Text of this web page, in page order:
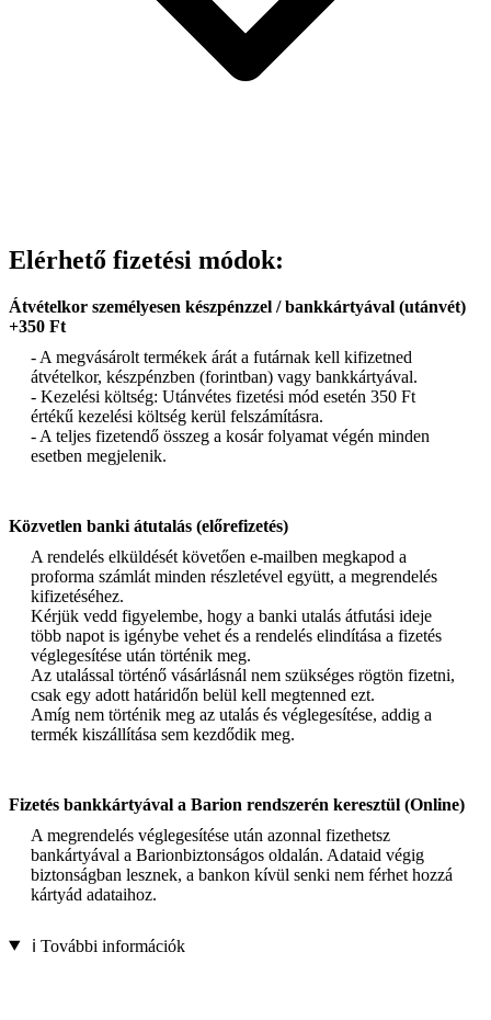
Elérhető fizetési módok:
Átvételkor személyesen készpénzzel / bankkártyával (utánvét)
+350 Ft
- A megvásárolt termékek árát a futárnak kell kifizetned
átvételkor, készpénzben (forintban) vagy bankkártyával.
- Kezelési költség: Utánvétes fizetési mód esetén 350 Ft
értékű kezelési költség kerül felszámításra.
- A teljes fizetendő összeg a kosár folyamat végén minden
esetben megjelenik.
Közvetlen banki átutalás (előrefizetés)
A rendelés elküldését követően e-mailben megkapod a
proforma számlát minden részletével együtt, a megrendelés
kifizetéséhez.
Kérjük vedd figyelembe, hogy a banki utalás átfutási ideje
több napot is igénybe vehet és a rendelés elindítása a fizetés
véglegesítése után történik meg.
Az utalással történő vásárlásnál nem szükséges rögtön fizetni,
csak egy adott határidőn belül kell megtenned ezt.
Amíg nem történik meg az utalás és véglegesítése, addig a
termék kiszállítása sem kezdődik meg.
Fizetés bankkártyával a Barion rendszerén keresztül (Online)
A megrendelés véglegesítése után azonnal fizethetsz
bankártyával a Barionbiztonságos oldalán. Adataid végig
biztonságban lesznek, a bankon kívül senki nem férhet hozzá
kártyád adataihoz.
ℹ️ További információk